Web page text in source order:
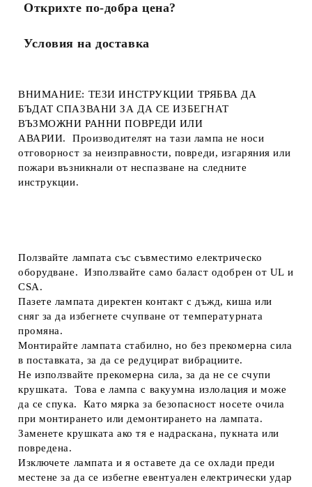
Открихте по-добра цена?
Условия на доставка
ВНИМАНИЕ: ТЕЗИ ИНСТРУКЦИИ ТРЯБВА ДА
БЪДАТ СПАЗВАНИ ЗА ДА СЕ ИЗБЕГНАТ
ВЪЗМОЖНИ РАННИ ПОВРЕДИ ИЛИ
АВАРИИ. Производителят на тази лампа не носи
отговорност за неизправности, повреди, изгаряния или
пожари възникнали от неспазване на следните
инструкции.
Ползвайте лампата със съвместимо електрическо
оборудване. Използвайте само баласт одобрен от UL и
CSA.
Пазете лампата директен контакт с дъжд, киша или
сняг за да избегнете счупване от температурната
промяна.
Монтирайте лампата стабилно, но без прекомерна сила
в поставката, за да се редуцират вибрациите.
Не използвайте прекомерна сила, за да не се счупи
крушката. Това е лампа с вакуумна излолация и може
да се спука. Като мярка за безопасност носете очила
при монтирането или демонтирането на лампата.
Заменете крушката ако тя е надраскана, пукната или
повредена.
Изключете лампата и я оставете да се охлади преди
местене за да се избегне евентуален електрически удар